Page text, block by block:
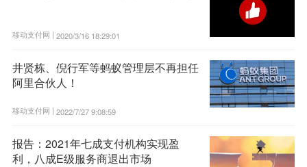
移动支付网 | 2020/3/16 18:29:01
井贤栋、倪行军等蚂蚁管理层不再担任
阿里合伙人！
移动支付网 | 2022/7/27 9:08:59
报告：2021年七成支付机构实现盈
利，八成E级服务商退出市场